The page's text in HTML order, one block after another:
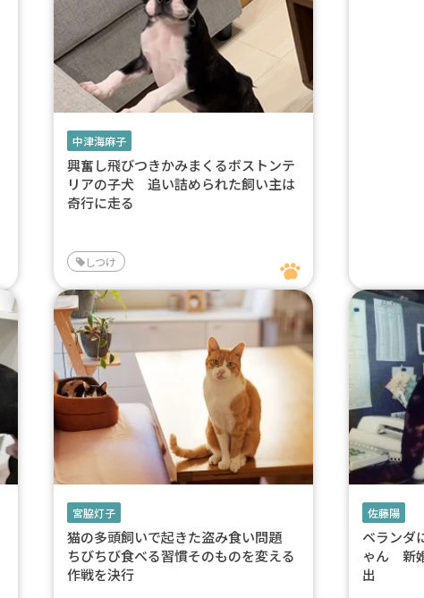
中津海麻子
興奮し飛びつきかみまくるボストンテ
リアの子犬 追い詰められた飼い主は
奇行に走る
しつけ
宮脇灯子
猫の多頭飼いで起きた盗み食い問題
ちびちび食べる習慣そのものを変える
作戦を決行
佐藤陽
ベランダ
ゃん 新
出